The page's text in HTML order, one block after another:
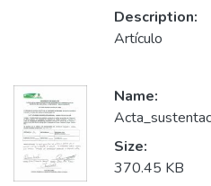
Description:
Artículo
Name:
Size:
370.45 KB